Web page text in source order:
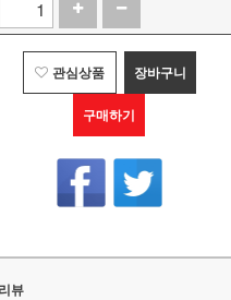
관심상품 장바구니
구매하기
뷰